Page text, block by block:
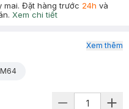
mai. Đặt hàng trước 24h và
Xem chi tiết
M64
Xem thêm